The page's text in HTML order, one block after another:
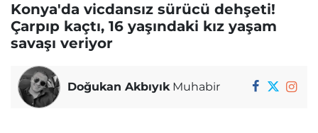
Konya'da vicdansız sürücü dehşeti!
Çarpıp kaçtı, 16 yaşındaki kız yaşam
savaşı veriyor
Doğukan AkbıyıkMuhabir